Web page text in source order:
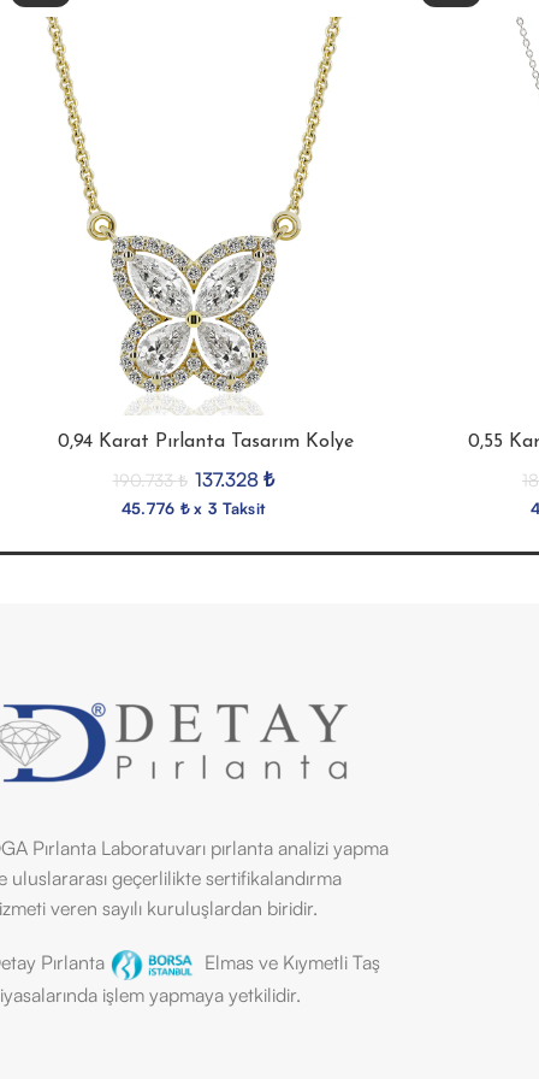
0,94 Karat Pırlanta Tasarım Kolye
190.733₺ 137.328 ₺
45.776 ₺ x 3 Taksit
0,55
Pırlanta Laboratuvarı pırlanta analizi yapma
uluslararası geçerlilikte sertifikalandırma
veren sayılı kuruluşlardan biridir.
Pırlanta
Elmas ve Kıymetli Taş
işlem yapmaya yetkilidir.